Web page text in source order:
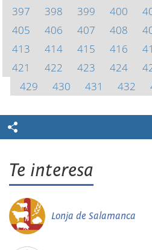
397
398 399 400
405
406 407 408
413
414 415 416
421
422 423 424
429
430 431 432
Te interesa
Lonja de Salamanca